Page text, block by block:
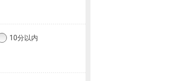
10分以内